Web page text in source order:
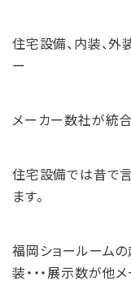
住宅設備、内装、外
ー
メーカー数社が統
住宅設備では昔で
ます。
福岡ショールーム
装・・・展示数が他